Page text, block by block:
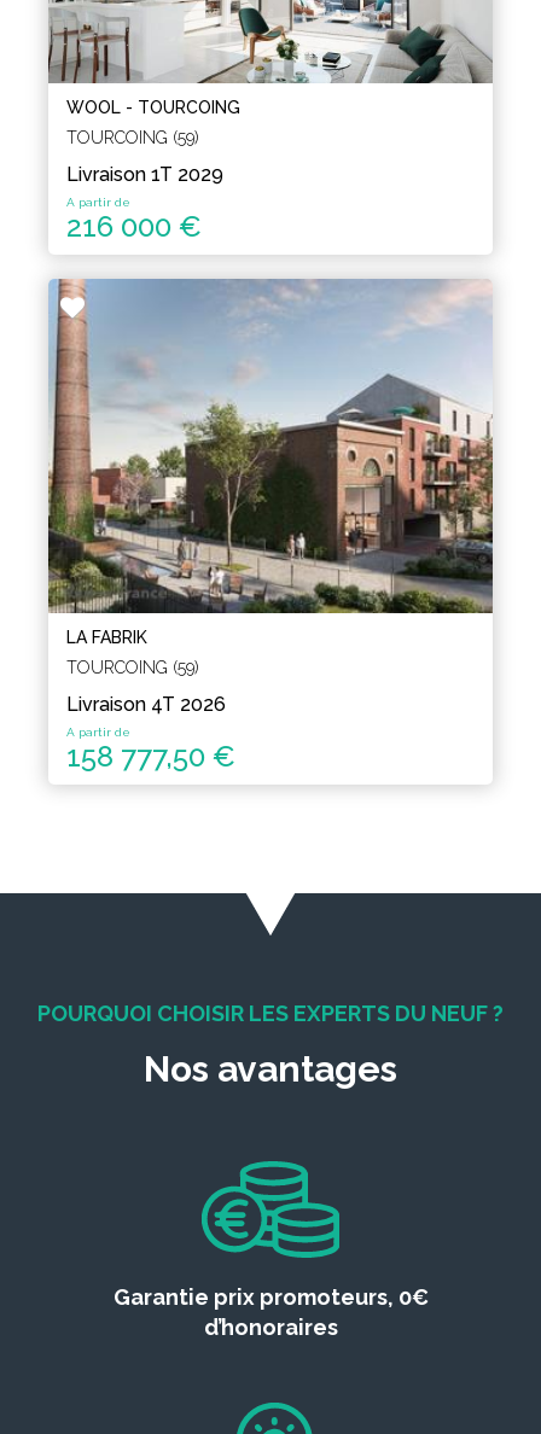
WOOL - TOURCOING
TOURCOING (59)
Livraison 1T 2029
A partir de
216 000 €
LA FABRIK
TOURCOING (59)
Livraison 4T 2026
A partir de
158 777,50 €
POURQUOI CHOISIR LES EXPERTS DU NEUF ?
Nos avantages
Garantie prix promoteurs, 0€
d’honoraires